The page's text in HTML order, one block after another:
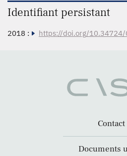
Identifiant persistant
2018 : https://doi.org/10.34724/
Contact
Documents